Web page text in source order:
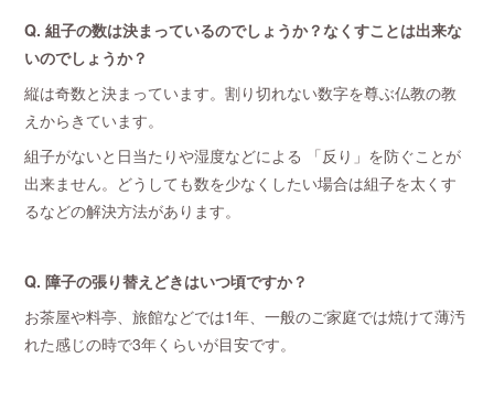
Q. 組子の数は決まっているのでしょうか？なくすことは出来な
いのでしょうか？
縦は奇数と決まっています。割り切れない数字を尊ぶ仏教の教
えからきています。
組子がないと日当たりや湿度などによる 「反り」を防ぐことが
出来ません。どうしても数を少なくしたい場合は組子を太くす
るなどの解決方法があります。
Q. 障子の張り替えどきはいつ頃ですか？
お茶屋や料亭、旅館などでは1年、一般のご家庭では焼けて薄汚
れた感じの時で3年くらいが目安です。